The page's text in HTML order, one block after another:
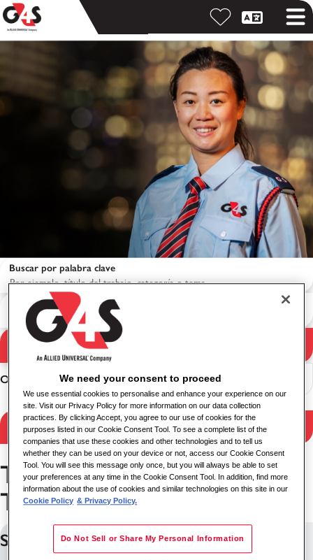
Resultados de búsqueda
Buscar por palabra clave
Buscar por ubicación
Ordenar
Filtrar resultados
Trabajos en State of
Telangāna
Site Security Lead
We need your consent to proceed
We use essential cookies to personalise and enhance your experience on our
site. Visit our Privacy Policy for more information on our data collection
practices. By clicking Accept, you agree to our use of cookies for the
purposes listed in our Cookie Consent Tool. To see a complete list of the
companies that use these cookies and other technologies and to tell us
whether they can be used on your device or not, access our Cookie Consent
Tool. You will see this message only once, but you will always be able to set
your preferences at any time in the Cookie Consent Tool. In addition, find more
information about the use of cookies and similar technologies on this site in our
Cookie Policy & Privacy Policy.
Do Not Sell or Share My Personal Information